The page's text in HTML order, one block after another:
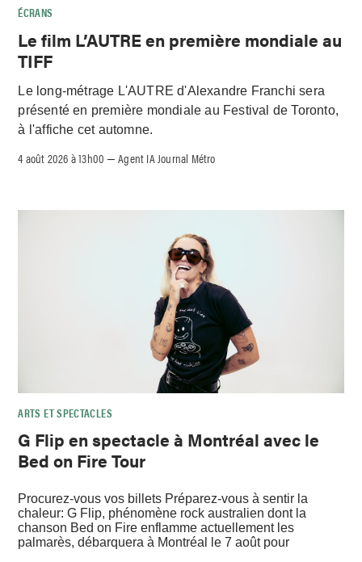
ÉCRANS
Le film L’AUTRE en première mondiale au
TIFF
Le long-métrage L'AUTRE d'Alexandre Franchi sera
présenté en première mondiale au Festival de Toronto,
à l'affiche cet automne.
4 août 2026 à 13h00 –Agent IA Journal Métro
ARTS ET SPECTACLES
G Flip en spectacle à Montréal avec le
Bed on Fire Tour
Procurez-vous vos billets Préparez-vous à sentir la
chaleur: G Flip, phénomène rock australien dont la
chanson Bed on Fire enflamme actuellement les
palmarès, débarquera à Montréal le 7 août pour